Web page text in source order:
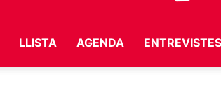
LLISTA AGENDA ENTREVISTES